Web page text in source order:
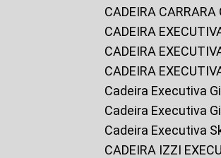
CADEIRA
CADEIRA
CADEIRA
CADEIRA
Cadeira Executiva
Cadeira Executiva
Cadeira Executiva
CADEIRA IZZI